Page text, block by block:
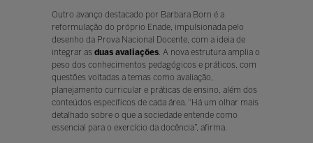
Outro avanço destacado por Barbara Born é a
reformulação do próprio Enade, impulsionada pelo
desenho da Prova Nacional Docente, com a ideia de
integrar as duas avaliações. A nova estrutura amplia o
peso dos conhecimentos pedagógicos e práticos, com
questões voltadas a temas como avaliação,
planejamento curricular e práticas de ensino, além dos
conteúdos específicos de cada área. “Há um olhar mais
detalhado sobre o que a sociedade entende como
essencial para o exercício da docência”, afirma.